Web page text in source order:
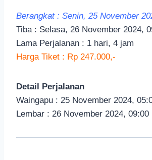
Berangkat : Senin, 25 November
Tiba : Selasa, 26 November 2024,
Lama Perjalanan : 1 hari, 4 jam
Harga Tiket : Rp 247.000,-
Detail Perjalanan
Waingapu : 25 November 2024,
Lembar : 26 November 2024, 09:00